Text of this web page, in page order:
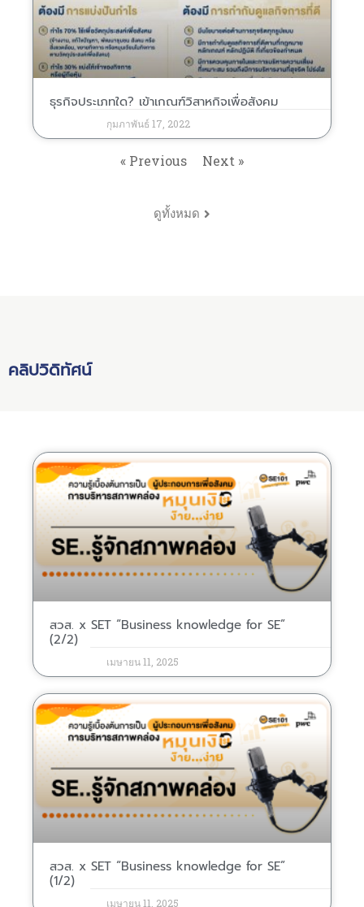
ธุรกิจประเภทใด? เข้าเกณฑ์วิสาหกิจเพื่อสังคม
กุมภาพันธ์ 17, 2022
« Previous Next »
ดูทั้งหมด
คลิปวิดิทัศน์
สวส. x SET “Business knowledge for SE”
(2/2)
เมษายน 11, 2025
สวส. x SET “Business knowledge for SE”
(1/2)
เมษายน 11, 2025